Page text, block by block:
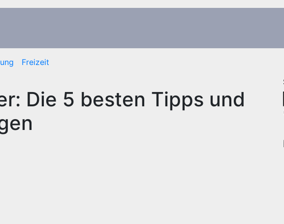
Freizeit
Die 5 besten Tipps und